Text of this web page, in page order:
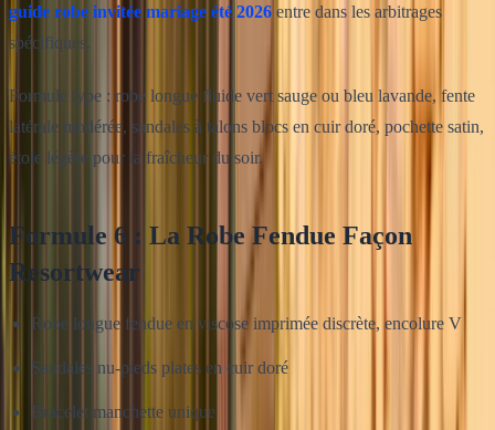
guide robe invitée mariage été 2026 entre dans les arbitrages
spécifiques.
Formule type : robe longue fluide vert sauge ou bleu lavande, fente
latérale modérée, sandales à talons blocs en cuir doré, pochette satin,
étole légère pour la fraîcheur du soir.
Formule 6 : La Robe Fendue Façon
Resortwear
Robe longue fendue en viscose imprimée discrète, encolure V
Sandales nu-pieds plates en cuir doré
Bracelet manchette unique